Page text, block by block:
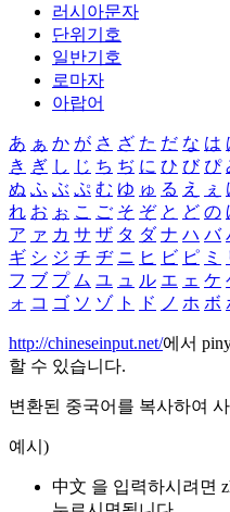
러시아문자
단위기호
일반기호
로마자
아랍어
あ ぁ か が さ ざ た だ な は
き ぎ し じ ち ぢ に ひ び ぴ
ぬ ふ ぶ ぷ む ゆ ゅ る え ぇ
れ お ぉ こ ご そ ぞ と ど の
ア ァ カ サ ザ タ ダ ナ ハ バ
ギ シ ジ チ ヂ ニ ヒ ビ ピ ミ
フ ブ プ ム ユ ュ ル エ ェ ケ
ォ コ ゴ ソ ゾ ト ド ノ ホ ボ
http://chineseinput.net/에서
할 수 있습니다.
변환된 중국어를 복사하여
예시)
中文 을 입력하시려면